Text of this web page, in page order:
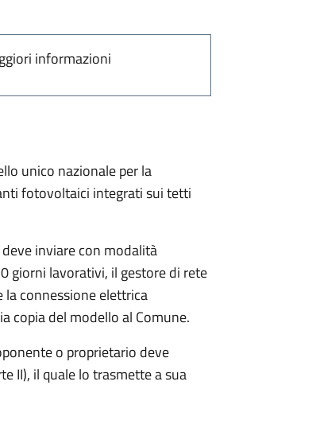
informazioni
unico nazionale per la
fotovoltaici integrati sui tetti
inviare con modalità
giorni lavorativi, il gestore di rete
connessione elettrica
copia del modello al Comune.
o proprietario deve
II), il quale lo trasmette a sua